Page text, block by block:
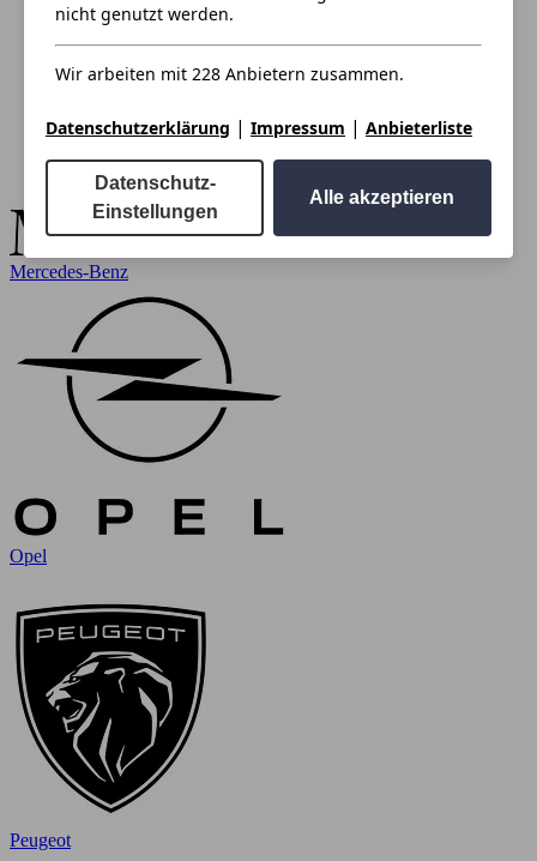
Mercedes-Benz
Opel
Peugeot
nicht genutzt werden.
Wir arbeiten mit 228 Anbietern zusammen.
Datenschutzerklärung | Impressum | Anbieterliste
Datenschutz-
Einstellungen
Alle akzeptieren